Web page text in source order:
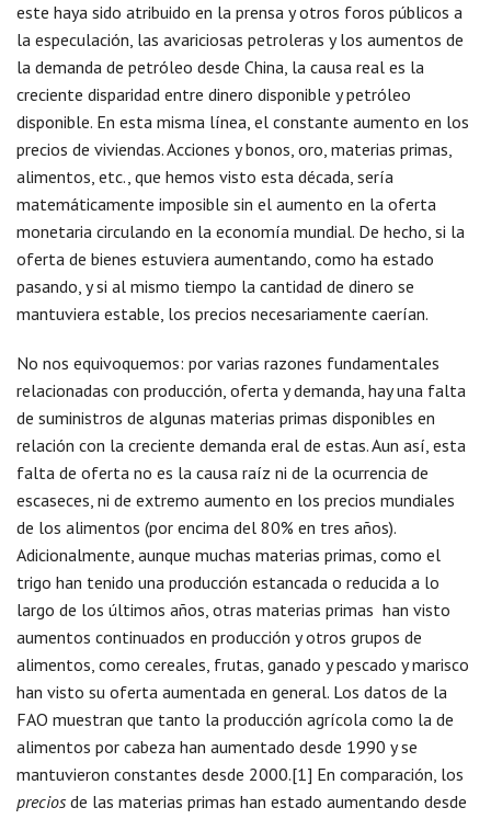
este haya sido atribuido en la prensa y otros foros públicos a
la especulación, las avariciosas petroleras y los aumentos de
la demanda de petróleo desde China, la causa real es la
creciente disparidad entre dinero disponible y petróleo
disponible. En esta misma línea, el constante aumento en los
precios de viviendas. Acciones y bonos, oro, materias primas,
alimentos, etc., que hemos visto esta década, sería
matemáticamente imposible sin el aumento en la oferta
monetaria circulando en la economía mundial. De hecho, si la
oferta de bienes estuviera aumentando, como ha estado
pasando, y si al mismo tiempo la cantidad de dinero se
mantuviera estable, los precios necesariamente caerían.
No nos equivoquemos: por varias razones fundamentales
relacionadas con producción, oferta y demanda, hay una falta
de suministros de algunas materias primas disponibles en
relación con la creciente demanda eral de estas. Aun así, esta
falta de oferta no es la causa raíz ni de la ocurrencia de
escaseces, ni de extremo aumento en los precios mundiales
de los alimentos (por encima del 80% en tres años).
Adicionalmente, aunque muchas materias primas, como el
trigo han tenido una producción estancada o reducida a lo
largo de los últimos años, otras materias primas han visto
aumentos continuados en producción y otros grupos de
alimentos, como cereales, frutas, ganado y pescado y marisco
han visto su oferta aumentada en general. Los datos de la
FAO muestran que tanto la producción agrícola como la de
alimentos por cabeza han aumentado desde 1990 y se
mantuvieron constantes desde 2000.[1] En comparación, los
precios de las materias primas han estado aumentando desde